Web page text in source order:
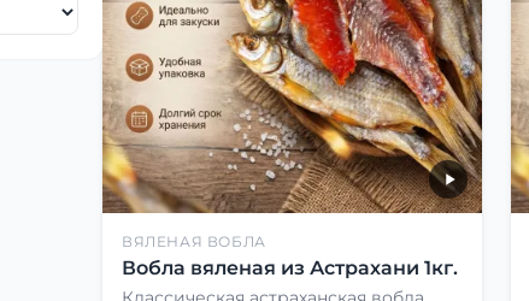
ВЯЛЕНАЯ ВОБЛА
Вобла вяленая из Астрахани 1кг.